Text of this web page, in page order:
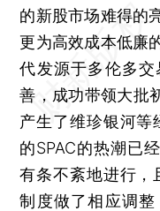
的新股市场难得的
更为高效成本低廉
代发源于多伦多
善，成功带领大批
产生了维珍银河等
的SPAC的热潮已
有条不紊地进行，
制度做了相应调